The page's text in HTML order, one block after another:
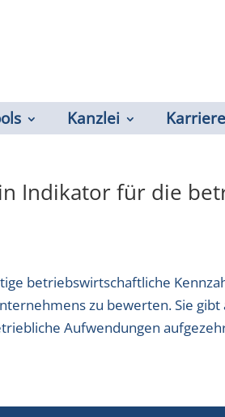
Kanzlei Karriere
Indikator für die
betriebswirtschaftliche
zu bewerten. Sie
Aufwendungen